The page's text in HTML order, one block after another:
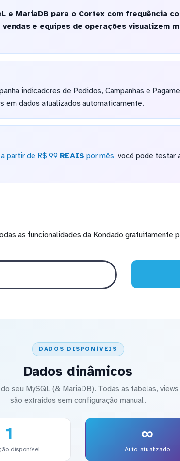
e MariaDB para o Cortex com frequência
e equipes de operações visualizem
indicadores de Pedidos, Campanhas e
em dados atualizados automaticamente.
partir de R$ 99 REAIS por mês, você pode testar
as funcionalidades da Kondado gratuitamente
DADOS DISPONÍVEIS
Dados dinâmicos
seu MySQL (& MariaDB). Todas as tabelas,
são extraídos sem configuração manual.
1
disponível
∞
Auto-atualizado